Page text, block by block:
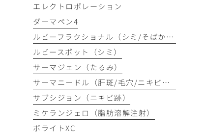
エレクトロポレーション
ダーマペン4
ルビーフラクショナル（シミ/そばかす）
ルビースポット（シミ）
サーマジェン（たるみ）
サーマニードル（肝斑/毛穴/ニキビ跡）
サブシジョン（ニキビ跡）
ミケランジェロ（脂肪溶解注射）
ボライトXC